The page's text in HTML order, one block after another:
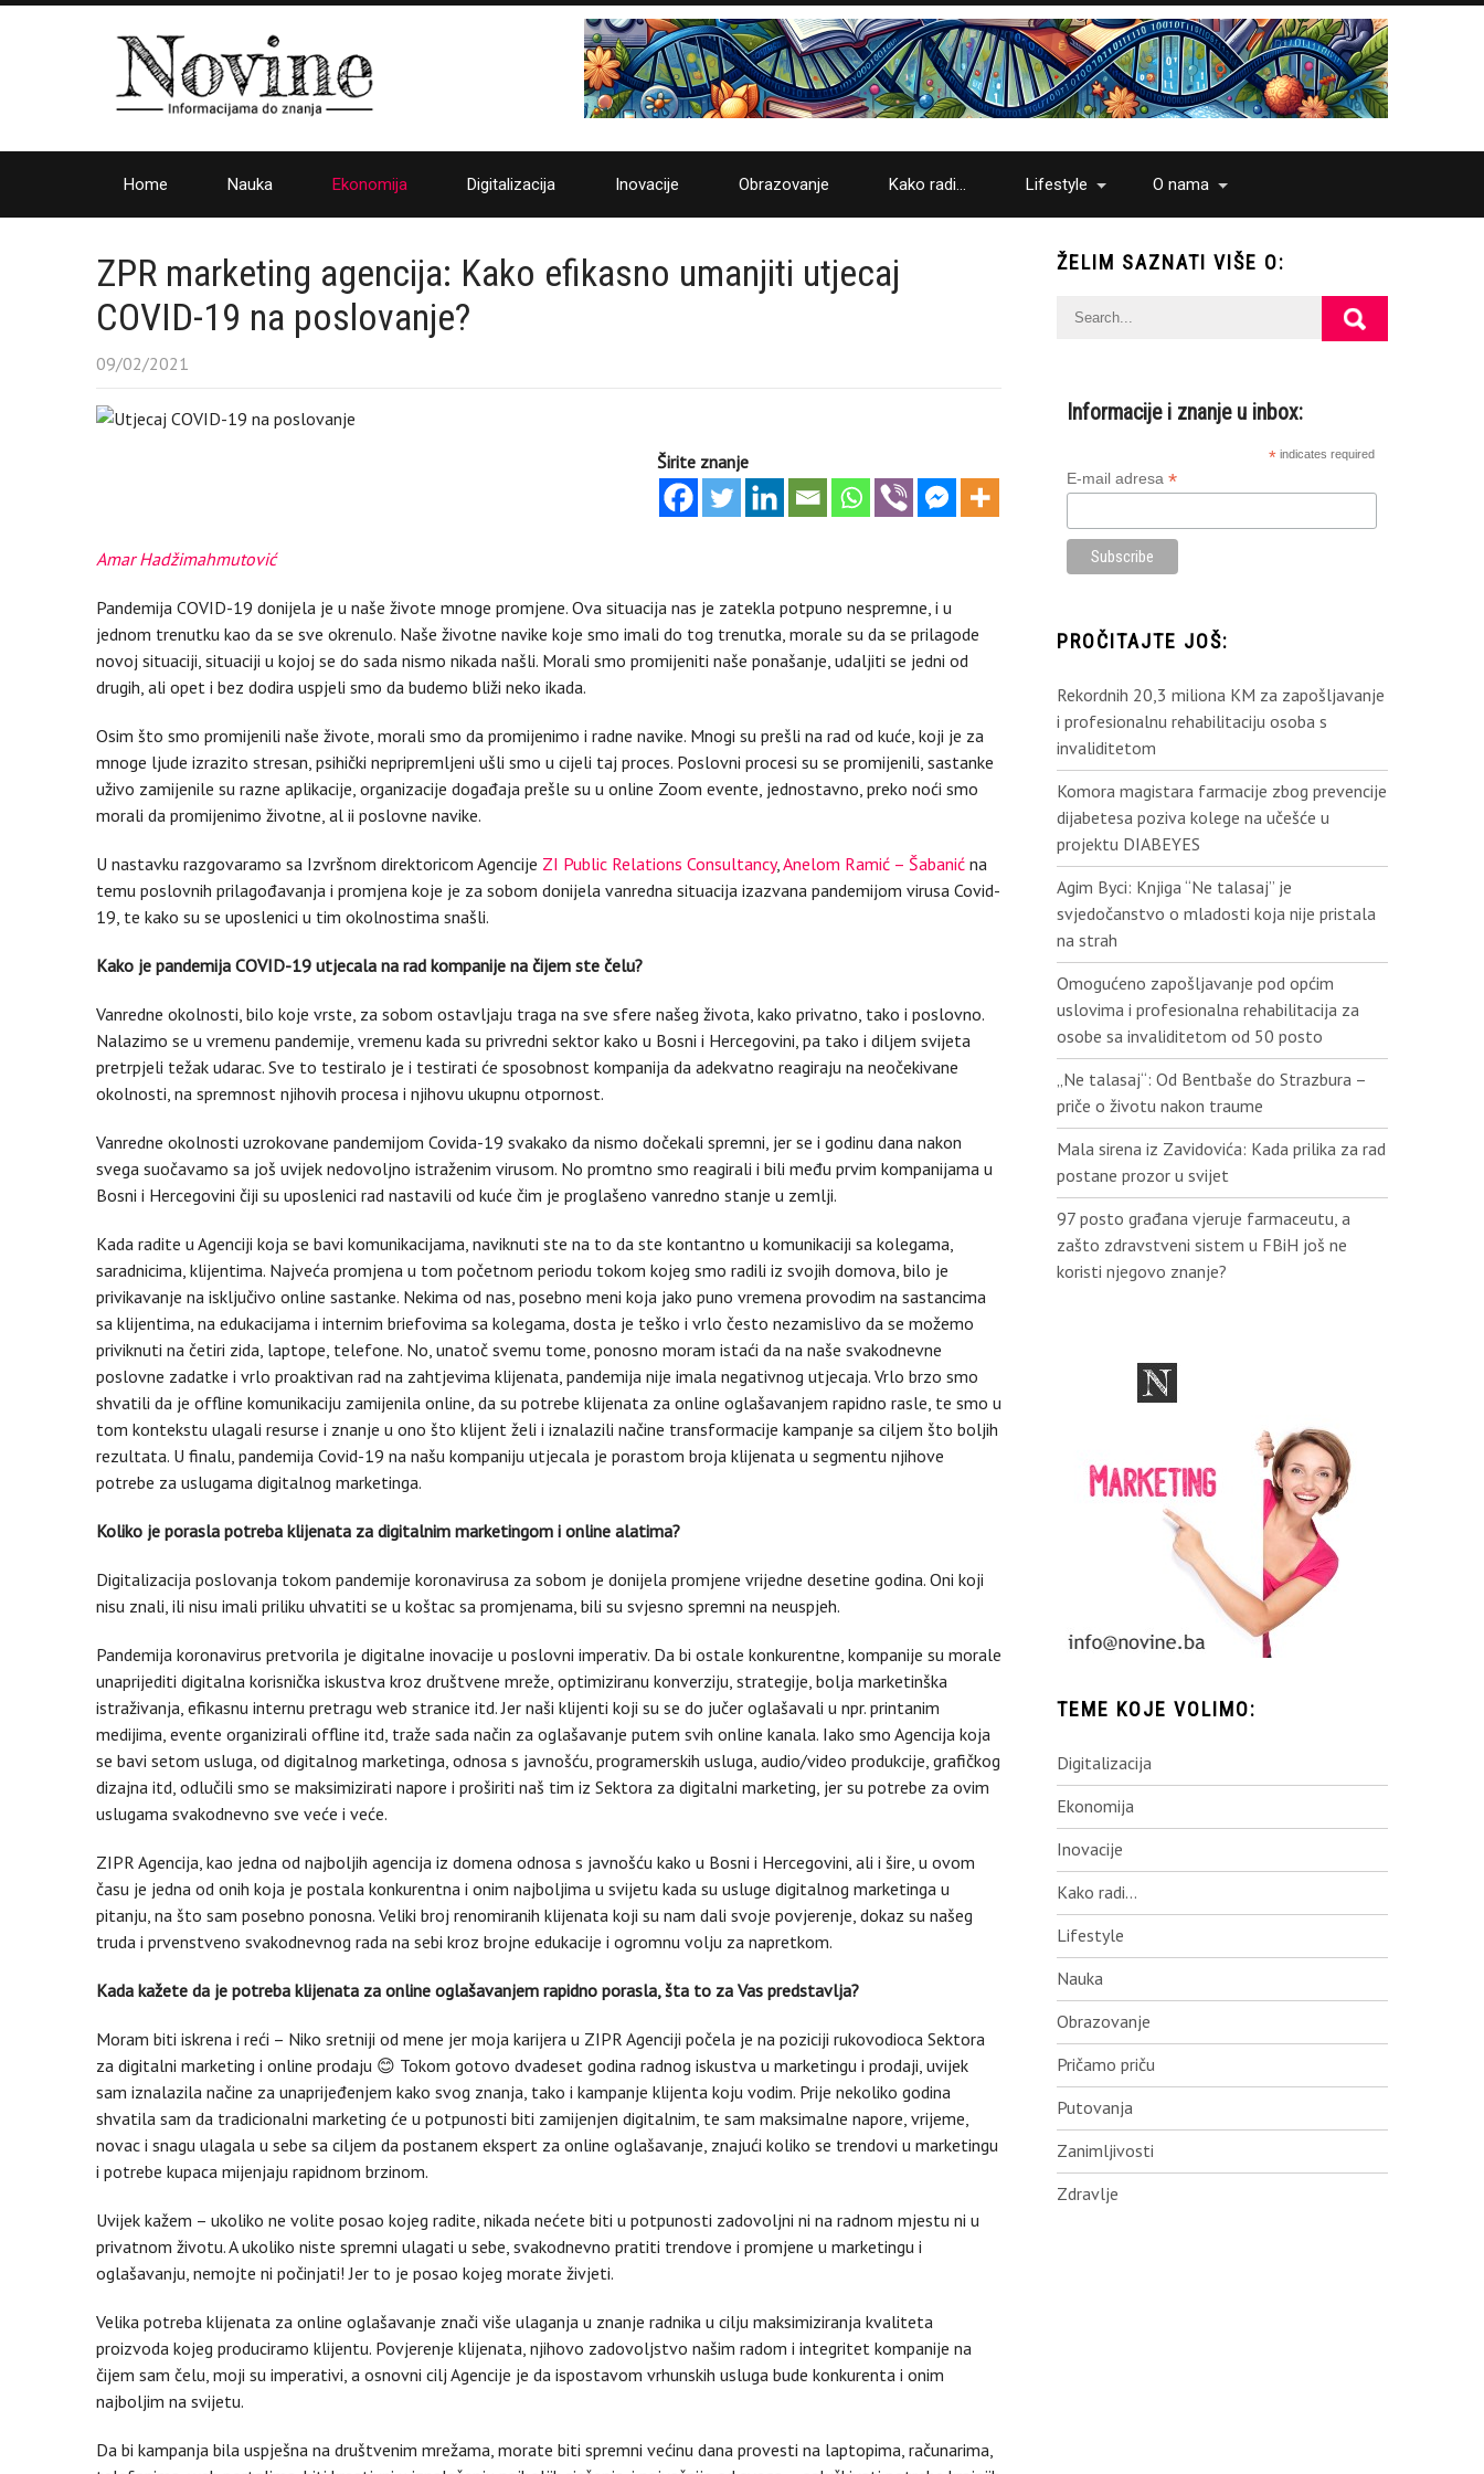
Home Nauka Ekonomija Digitalizacija Inovacije Obrazovanje Kako radi… Lifestyle O nama
ZPR marketing agencija: Kako efikasno umanjiti utjecaj
COVID-19 na poslovanje?
09/02/2021
Širite znanje
Amar Hadžimahmutović
Pandemija COVID-19 donijela je u naše živote mnoge promjene. Ova situacija nas je zatekla potpuno nespremne, i u
jednom trenutku kao da se sve okrenulo. Naše životne navike koje smo imali do tog trenutka, morale su da se prilagode
novoj situaciji, situaciji u kojoj se do sada nismo nikada našli. Morali smo promijeniti naše ponašanje, udaljiti se jedni od
drugih, ali opet i bez dodira uspjeli smo da budemo bliži neko ikada.
Osim što smo promijenili naše živote, morali smo da promijenimo i radne navike. Mnogi su prešli na rad od kuće, koji je za
mnoge ljude izrazito stresan, psihički nepripremljeni ušli smo u cijeli taj proces. Poslovni procesi su se promijenili, sastanke
uživo zamijenile su razne aplikacije, organizacije događaja prešle su u online Zoom evente, jednostavno, preko noći smo
morali da promijenimo životne, al ii poslovne navike.
U nastavku razgovaramo sa Izvršnom direktoricom Agencije ZI Public Relations Consultancy,Anelom Ramić – Šabanić na
temu poslovnih prilagođavanja i promjena koje je za sobom donijela vanredna situacija izazvana pandemijom virusa Covid-
19, te kako su se uposlenici u tim okolnostima snašli.
Kako je pandemija COVID-19 utjecala na rad kompanije na čijem ste čelu?
Vanredne okolnosti, bilo koje vrste, za sobom ostavljaju traga na sve sfere našeg života, kako privatno, tako i poslovno.
Nalazimo se u vremenu pandemije, vremenu kada su privredni sektor kako u Bosni i Hercegovini, pa tako i diljem svijeta
pretrpjeli težak udarac. Sve to testiralo je i testirati će sposobnost kompanija da adekvatno reagiraju na neočekivane
okolnosti, na spremnost njihovih procesa i njihovu ukupnu otpornost.
Vanredne okolnosti uzrokovane pandemijom Covida-19 svakako da nismo dočekali spremni, jer se i godinu dana nakon
svega suočavamo sa još uvijek nedovoljno istraženim virusom. No promtno smo reagirali i bili među prvim kompanijama u
Bosni i Hercegovini čiji su uposlenici rad nastavili od kuće čim je proglašeno vanredno stanje u zemlji.
Kada radite u Agenciji koja se bavi komunikacijama, naviknuti ste na to da ste kontantno u komunikaciji sa kolegama,
saradnicima, klijentima. Najveća promjena u tom početnom periodu tokom kojeg smo radili iz svojih domova, bilo je
privikavanje na isključivo online sastanke. Nekima od nas, posebno meni koja jako puno vremena provodim na sastancima
sa klijentima, na edukacijama i internim briefovima sa kolegama, dosta je teško i vrlo često nezamislivo da se možemo
priviknuti na četiri zida, laptope, telefone. No, unatoč svemu tome, ponosno moram istaći da na naše svakodnevne
poslovne zadatke i vrlo proaktivan rad na zahtjevima klijenata, pandemija nije imala negativnog utjecaja. Vrlo brzo smo
shvatili da je offline komunikaciju zamijenila online, da su potrebe klijenata za online oglašavanjem rapidno rasle, te smo u
tom kontekstu ulagali resurse i znanje u ono što klijent želi i iznalazili načine transformacije kampanje sa ciljem što boljih
rezultata. U finalu, pandemija Covid-19 na našu kompaniju utjecala je porastom broja klijenata u segmentu njihove
potrebe za uslugama digitalnog marketinga.
Koliko je porasla potreba klijenata za digitalnim marketingom i online alatima?
Digitalizacija poslovanja tokom pandemije koronavirusa za sobom je donijela promjene vrijedne desetine godina. Oni koji
nisu znali, ili nisu imali priliku uhvatiti se u koštac sa promjenama, bili su svjesno spremni na neuspjeh.
Pandemija koronavirus pretvorila je digitalne inovacije u poslovni imperativ. Da bi ostale konkurentne, kompanije su morale
unaprijediti digitalna korisnička iskustva kroz društvene mreže, optimiziranu konverziju, strategije, bolja marketinška
istraživanja, efikasnu internu pretragu web stranice itd. Jer naši klijenti koji su se do jučer oglašavali u npr. printanim
medijima, evente organizirali offline itd, traže sada način za oglašavanje putem svih online kanala. Iako smo Agencija koja
se bavi setom usluga, od digitalnog marketinga, odnosa s javnošću, programerskih usluga, audio/video produkcije, grafičkog
dizajna itd, odlučili smo se maksimizirati napore i proširiti naš tim iz Sektora za digitalni marketing, jer su potrebe za ovim
uslugama svakodnevno sve veće i veće.
ZIPR Agencija, kao jedna od najboljih agencija iz domena odnosa s javnošću kako u Bosni i Hercegovini, ali i šire, u ovom
času je jedna od onih koja je postala konkurentna i onim najboljima u svijetu kada su usluge digitalnog marketinga u
pitanju, na što sam posebno ponosna. Veliki broj renomiranih klijenata koji su nam dali svoje povjerenje, dokaz su našeg
truda i prvenstveno svakodnevnog rada na sebi kroz brojne edukacije i ogromnu volju za napretkom.
Kada kažete da je potreba klijenata za online oglašavanjem rapidno porasla, šta to za Vas predstavlja?
Moram biti iskrena i reći – Niko sretniji od mene jer moja karijera u ZIPR Agenciji počela je na poziciji rukovodioca Sektora
za digitalni marketing i online prodaju 😊 Tokom gotovo dvadeset godina radnog iskustva u marketingu i prodaji, uvijek
sam iznalazila načine za unaprijeđenjem kako svog znanja, tako i kampanje klijenta koju vodim. Prije nekoliko godina
shvatila sam da tradicionalni marketing će u potpunosti biti zamijenjen digitalnim, te sam maksimalne napore, vrijeme,
novac i snagu ulagala u sebe sa ciljem da postanem ekspert za online oglašavanje, znajući koliko se trendovi u marketingu
i potrebe kupaca mijenjaju rapidnom brzinom.
Uvijek kažem – ukoliko ne volite posao kojeg radite, nikada nećete biti u potpunosti zadovoljni ni na radnom mjestu ni u
privatnom životu. A ukoliko niste spremni ulagati u sebe, svakodnevno pratiti trendove i promjene u marketingu i
oglašavanju, nemojte ni počinjati! Jer to je posao kojeg morate živjeti.
Velika potreba klijenata za online oglašavanje znači više ulaganja u znanje radnika u cilju maksimiziranja kvaliteta
proizvoda kojeg produciramo klijentu. Povjerenje klijenata, njihovo zadovoljstvo našim radom i integritet kompanije na
čijem sam čelu, moji su imperativi, a osnovni cilj Agencije je da ispostavom vrhunskih usluga bude konkurenta i onim
najboljim na svijetu.
Da bi kampanja bila uspješna na društvenim mrežama, morate biti spremni većinu dana provesti na laptopima, računarima,
ŽELIM SAZNATI VIŠE O:
Informacije i znanje u inbox:
* indicates required
E-mail adresa *
PROČITAJTE JOŠ:
Rekordnih 20,3 miliona KM za zapošljavanje
i profesionalnu rehabilitaciju osoba s
invaliditetom
Komora magistara farmacije zbog prevencije
dijabetesa poziva kolege na učešće u
projektu DIABEYES
Agim Byci: Knjiga “Ne talasaj” je
svjedočanstvo o mladosti koja nije pristala
na strah
Omogućeno zapošljavanje pod općim
uslovima i profesionalna rehabilitacija za
osobe sa invaliditetom od 50 posto
„Ne talasaj“: Od Bentbaše do Strazbura –
priče o životu nakon traume
Mala sirena iz Zavidovića: Kada prilika za rad
postane prozor u svijet
97 posto građana vjeruje farmaceutu, a
zašto zdravstveni sistem u FBiH još ne
koristi njegovo znanje?
TEME KOJE VOLIMO:
Digitalizacija
Ekonomija
Inovacije
Kako radi…
Lifestyle
Nauka
Obrazovanje
Pričamo priču
Putovanja
Zanimljivosti
Zdravlje